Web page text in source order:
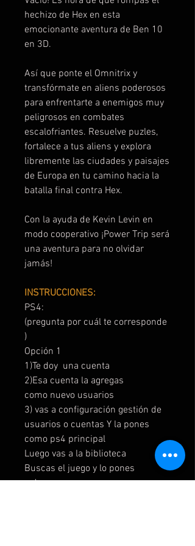
hechizo de Hex en esta
emocionante aventura de Ben 10
en 3D.
Así que ponte el Omnitrix y
transfórmate en aliens poderosos
para enfrentarte a enemigos muy
peligrosos en combates
escalofriantes. Resuelve puzles,
fortalece a tus aliens y explora
libremente las ciudades y paisajes
de Europa en tu camino hacia la
batalla final contra Hex.
Con la ayuda de Kevin Levin en
modo cooperativo ¡Power Trip será
una aventura para no olvidar
jamás!
INSTRUCCIONES:
PS4:
(pregunta por cuál te corresponde
)
Opción 1
1)Te doy una cuenta
2)Esa cuenta la agregas
como nuevo usuarios
3) vas a configuración gestión de
usuarios o cuentas Y la pones
como ps4 principal
Luego vas a la biblioteca
Buscas el juego y lo pones
a descargar